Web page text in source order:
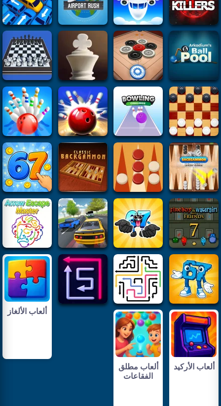
ألعاب الألغاز
ألعاب الأركيد
ألعاب مطلق
الفقاعات